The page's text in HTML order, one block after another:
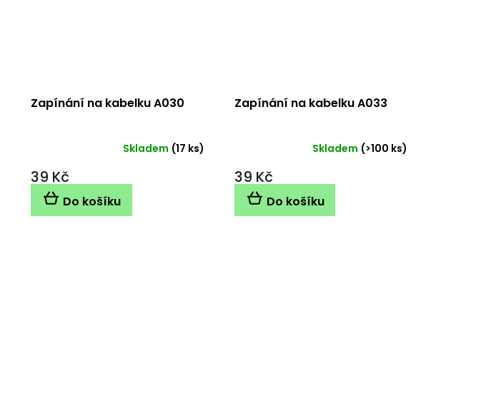
Zapínání na kabelku A030
Skladem (17 ks)
39 Kč
Do košíku
Zapínání na kabelku A033
Skladem (>100 ks)
39 Kč
Do košíku